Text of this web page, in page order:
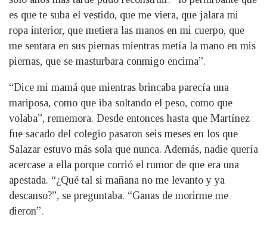
es que te suba el vestido, que me viera, que jalara mi
ropa interior, que metiera las manos en mi cuerpo, que
me sentara en sus piernas mientras metía la mano en mis
piernas, que se masturbara conmigo encima”.
“Dice mi mamá que mientras brincaba parecía una
mariposa, como que iba soltando el peso, como que
volaba”, rememora. Desde entonces hasta que Martínez
fue sacado del colegio pasaron seis meses en los que
Salazar estuvo más sola que nunca. Además, nadie quería
acercase a ella porque corrió el rumor de que era una
apestada. “¿Qué tal si mañana no me levanto y ya
descanso?”, se preguntaba. “Ganas de morirme me
dieron”.